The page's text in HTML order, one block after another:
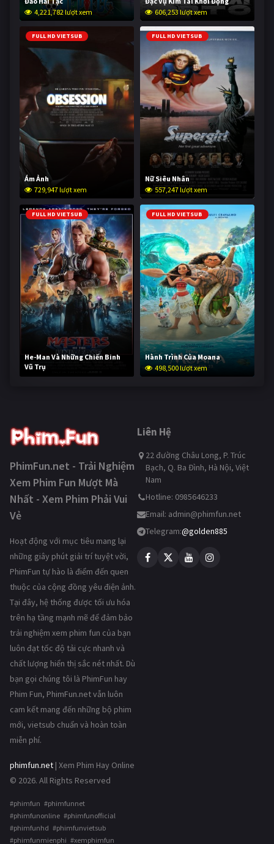
4,221,782 lượt xem
606,253 lượt xem
FULL HD VIETSUB
Ám Ảnh
729,947 lượt xem
FULL HD VIETSUB
Nữ Siêu Nhân
557,247 lượt xem
FULL HD VIETSUB
He-Man Và Những Chiến Binh
Vũ Trụ
247,975 lượt xem
FULL HD VIETSUB
Hành Trình Của Moana
498,500 lượt xem
PhimFun.net - Trải Nghiệm
Xem Phim Fun Mượt Mà
Nhất - Xem Phim Phải Vui
Vẻ
Hoạt động với mục tiêu mang lại
những giây phút giải trí tuyệt vời,
PhimFun tự hào là điểm đến quen
thuộc của cộng đồng yêu điện ảnh.
Tại đây, hệ thống được tối ưu hóa
trên hạ tầng mạnh mẽ để đảm bảo
trải nghiệm xem phim fun của bạn
luôn đạt tốc độ tải cực nhanh và
chất lượng hiển thị sắc nét nhất. Dù
bạn gọi chúng tôi là PhimFun hay
Phim Fun, PhimFun.net vẫn luôn
cam kết mang đến những bộ phim
mới, vietsub chuẩn và hoàn toàn
miễn phí.
phimfun.net | Xem Phim Hay Online
© 2026. All Rights Reserved
#phimfun #phimfunnet
#phimfunonline #phimfunofficial
#phimfunhd #phimfunvietsub
#phimfunmienphi #xemphimfun
Liên Hệ
22 đường Châu Long, P. Trúc
Bạch, Q. Ba Đình, Hà Nội, Việt
Nam
Hotline: 0985646233
Email: admin@phimfun.net
Telegram:@golden885